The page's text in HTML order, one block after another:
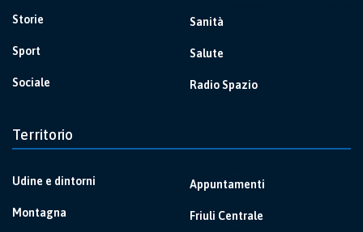
Storie
Sport
Sociale
Sanità
Salute
Radio Spazio
Territorio
Udine e dintorni
Montagna
Appuntamenti
Friuli Centrale